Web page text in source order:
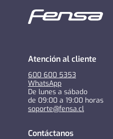
Atención al cliente
600 600 5353
WhatsApp
De lunes a sábado
de 09:00 a 19:00 horas
soporte@fensa.cl
Contáctanos